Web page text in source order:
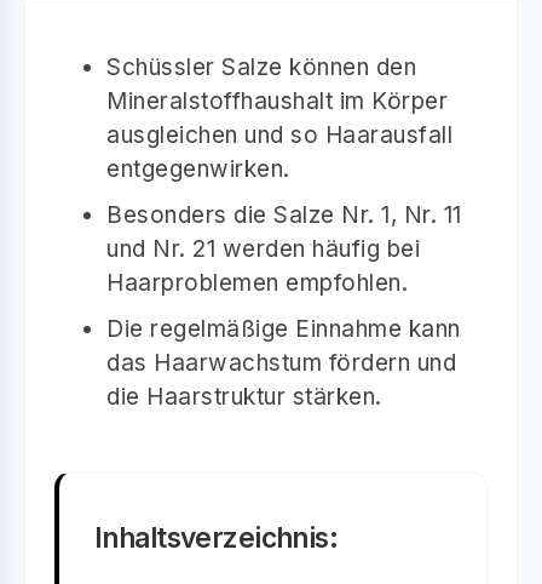
Schüssler Salze können den
Mineralstoffhaushalt im Körper
ausgleichen und so Haarausfall
entgegenwirken.
Besonders die Salze Nr. 1, Nr. 11
und Nr. 21 werden häufig bei
Haarproblemen empfohlen.
Die regelmäßige Einnahme kann
das Haarwachstum fördern und
die Haarstruktur stärken.
Inhaltsverzeichnis: